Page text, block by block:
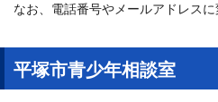
なお、電話番号やメールアドレスに
平塚市青少年相談室